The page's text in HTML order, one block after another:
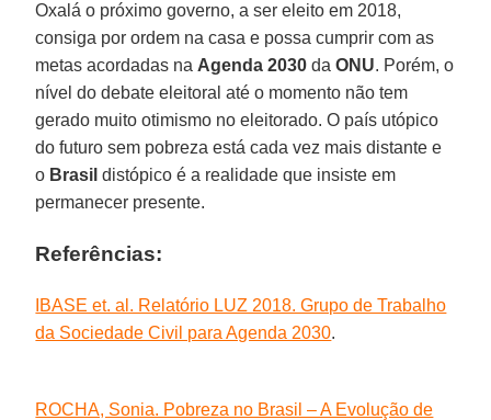
Oxalá o próximo governo, a ser eleito em 2018,
consiga por ordem na casa e possa cumprir com as
metas acordadas naAgenda 2030 daONU. Porém, o
nível do debate eleitoral até o momento não tem
gerado muito otimismo no eleitorado. O país utópico
do futuro sem pobreza está cada vez mais distante e
o Brasil distópico é a realidade que insiste em
permanecer presente.
Referências:
IBASE et. al. Relatório LUZ 2018. Grupo de Trabalho
da Sociedade Civil para Agenda 2030.
ROCHA, Sonia. Pobreza no Brasil – A Evolução de